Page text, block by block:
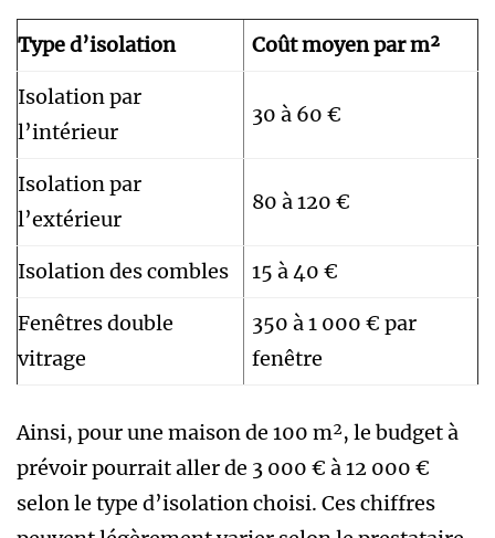
Type d’isolation Coût moyen par m²
Isolation par
l’intérieur
30 à 60 €
Isolation par
l’extérieur
80 à 120 €
Isolation des combles 15 à 40 €
Fenêtres double
vitrage
350 à 1 000 € par
fenêtre
Ainsi, pour une maison de 100 m², le budget à
prévoir pourrait aller de 3 000 € à 12 000 €
selon le type d’isolation choisi. Ces chiffres